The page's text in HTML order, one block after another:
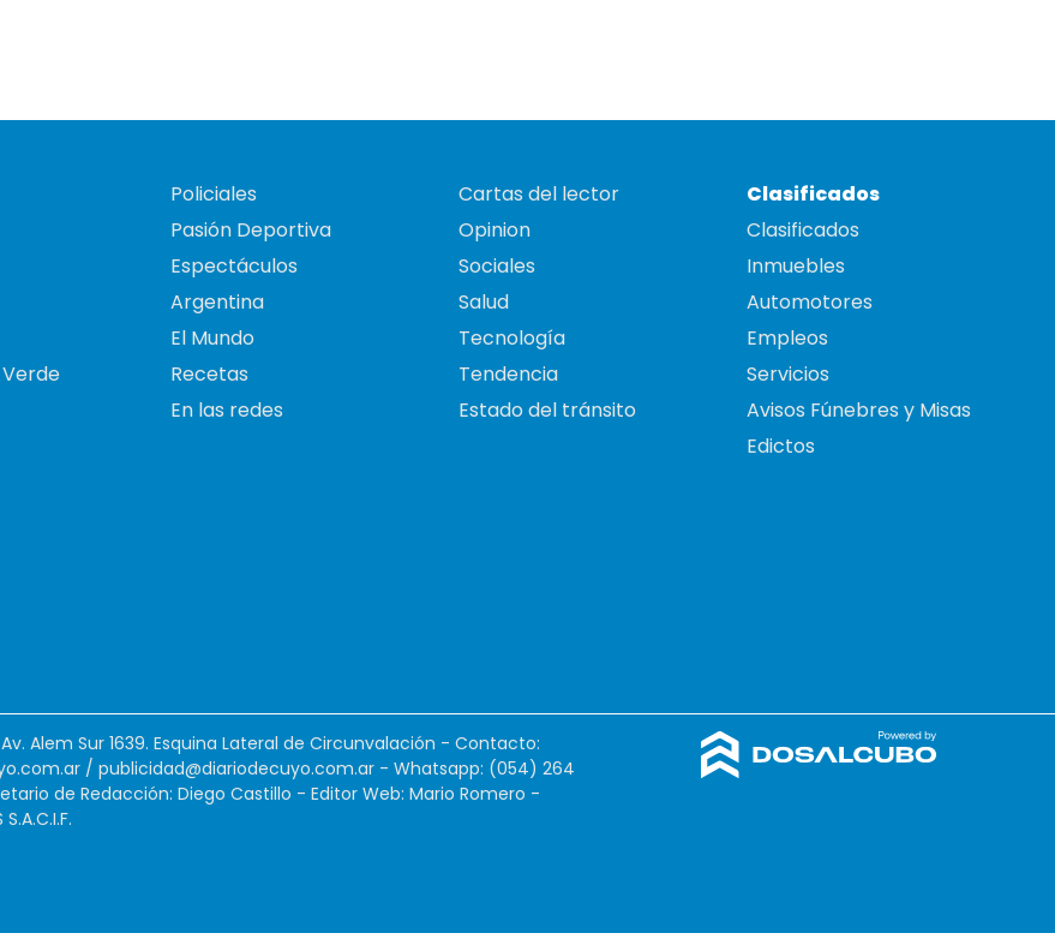
Policiales
Pasión Deportiva
Espectáculos
Argentina
El Mundo
Recetas
En las redes
Cartas del lector
Opinion
Sociales
Salud
Tecnología
Tendencia
Estado del tránsito
Clasificados
Clasificados
Inmuebles
Automotores
Empleos
Servicios
Avisos Fúnebres y Misas
Edictos
Alem Sur 1639. Esquina Lateral de Circunvalación - Contacto:
/ publicidad@diariodecuyo.com.ar - Whatsapp: (054) 264
de Redacción: Diego Castillo - Editor Web: Mario Romero -